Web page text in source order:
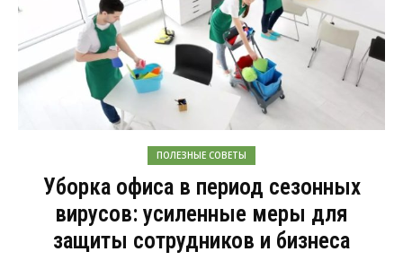
ПОЛЕЗНЫЕ СОВЕТЫ
Уборка офиса в период сезонных
вирусов: усиленные меры для
защиты сотрудников и бизнеса